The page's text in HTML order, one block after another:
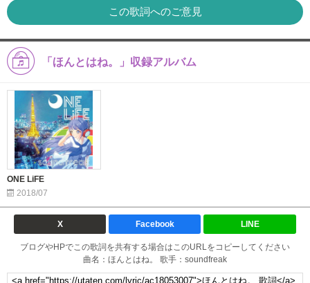
この歌詞へのご意見
「ほんとはね。」収録アルバム
ONE LiFE
2018/07
X Facebook LINE
ブログやHPでこの歌詞を共有する場合はこのURLをコピーしてください
曲名：ほんとはね。 歌手：soundfreak